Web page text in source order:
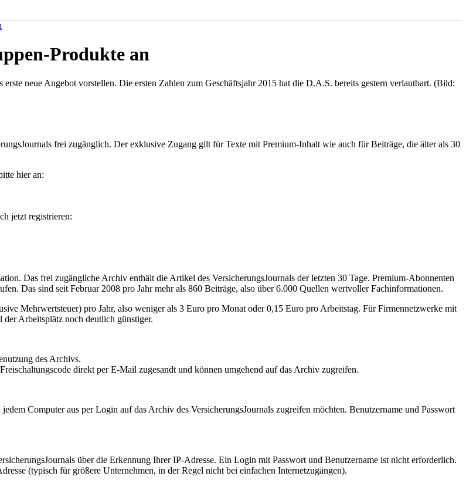
Produkte an
neue Angebot vorstellen. Die ersten Zahlen zum Geschäftsjahr 2015 hat die D.A.S. bereits gestern verlautbart. (Bild:
frei zugänglich. Der exklusive Zugang gilt für Texte mit Premium-Inhalt wie auch für Beiträge, die älter als 30
hier an:
jetzt registrieren:
Das frei zugängliche Archiv enthält die Artikel des VersicherungsJournals der letzten 30 Tage. Premium-Abonnenten
Das sind seit Februar 2008 pro Jahr mehr als 860 Beiträge, also über 6.000 Quellen wertvoller Fachinformationen.
Mehrwertsteuer) pro Jahr, also weniger als 3 Euro pro Monat oder 0,15 Euro pro Arbeitstag. Für Firmennetzwerke mit
Arbeitsplätz noch deutlich günstiger.
des Archivs.
direkt per E-Mail zugesandt und können umgehend auf das Archiv zugreifen.
Computer aus per Login auf das Archiv des VersicherungsJournals zugreifen möchten. Benutzername und Passwort
über die Erkennung Ihrer IP-Adresse. Ein Login mit Passwort und Benutzername ist nicht erforderlich.
(typisch für größere Unternehmen, in der Regel nicht bei einfachen Internetzugängen).